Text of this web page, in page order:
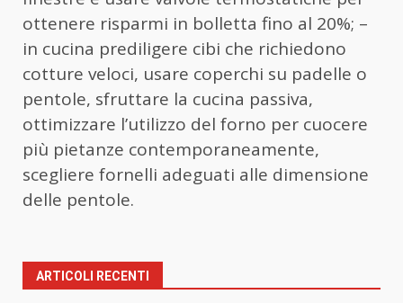
ottenere risparmi in bolletta fino al 20%; –
in cucina prediligere cibi che richiedono
cotture veloci, usare coperchi su padelle o
pentole, sfruttare la cucina passiva,
ottimizzare l’utilizzo del forno per cuocere
più pietanze contemporaneamente,
scegliere fornelli adeguati alle dimensione
delle pentole.
ARTICOLI RECENTI